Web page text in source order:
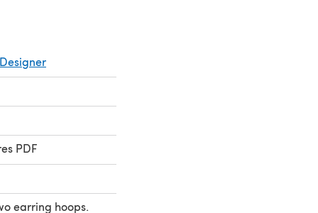
PDF
earring hoops.